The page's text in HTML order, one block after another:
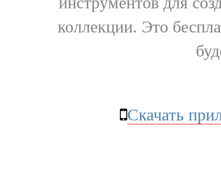
коллекции. Это
Скачать